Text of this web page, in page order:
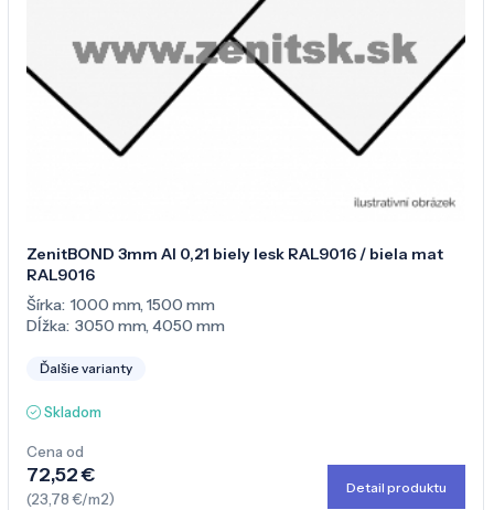
ZenitBOND 3mm Al 0,21 biely lesk RAL9016 / biela mat
RAL9016
Šírka: 1000 mm,1500 mm
Dĺžka: 3050 mm,4050 mm
Ďalšie varianty
Skladom
Cena od
72,52 €
(23,78 €/m2)
Detail produktu